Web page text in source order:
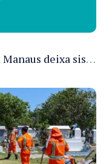
Instabilidade na internet em Manaus deixa sistemas de atendimento municipal temporariamente indisponíveis